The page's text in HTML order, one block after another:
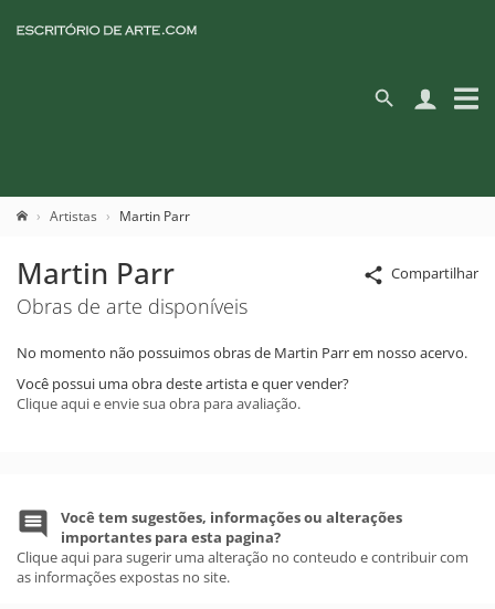
Artistas Martin Parr
Compartilhar
Martin Parr
Obras de arte disponíveis
No momento não possuimos obras de Martin Parr em nosso acervo.
Você possui uma obra deste artista e quer vender?
Clique aqui e envie sua obra para avaliação.
Você tem sugestões, informações ou alterações
importantes para esta pagina?
Clique aqui para sugerir uma alteração no conteudo e contribuir com
as informações expostas no site.